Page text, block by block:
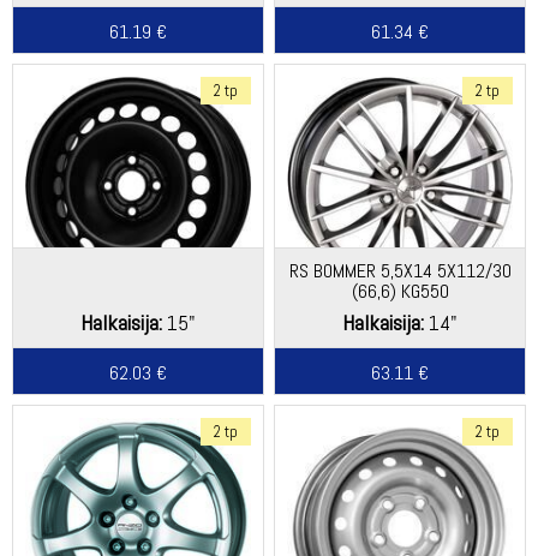
61.19 € 61.34 €
2 tp
Halkaisija:15"
62.03 €
2 tp
RS BOMMER 5,5X14 5X112/30
(66,6) KG550
Halkaisija: 14"
63.11 €
2 tp 2 tp